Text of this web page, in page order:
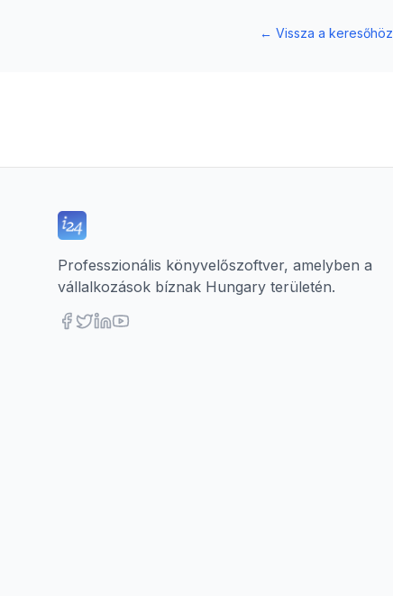
← Vissza a keresőhöz
Professzionális könyvelőszoftver, amelyben a
vállalkozások bíznak Hungary területén.